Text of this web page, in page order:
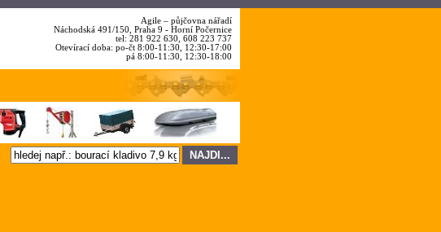
Agile – půjčovna nářadí
Náchodská 491/150, Praha 9 - Horní Počernice
tel: 281 922 630 , 608 223 737
Otevírací doba: po-čt 8:00-11:30, 12:30-17:00
pá 8:00-11:30, 12:30-18:00